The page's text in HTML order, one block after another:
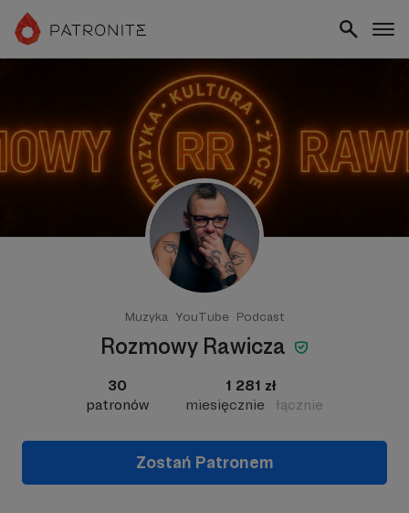
Muzyka YouTube Podcast
Rozmowy Rawicza
30
patronów
1 281 zł
miesięcznie
łącznie
Zostań Patronem